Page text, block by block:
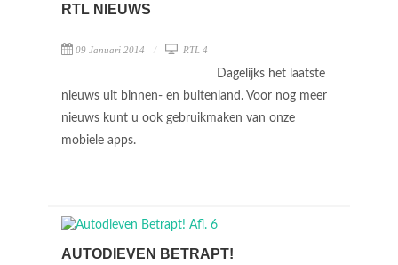
RTL NIEUWS
09 Januari 2014 RTL 4
Dagelijks het laatste
nieuws uit binnen- en buitenland. Voor nog meer
nieuws kunt u ook gebruikmaken van onze
mobiele apps.
AUTODIEVEN BETRAPT!